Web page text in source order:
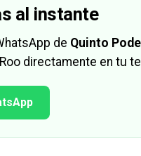
al instante
de Quinto
directamente en tu